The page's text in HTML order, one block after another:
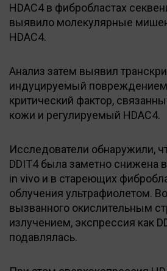
HDAC4 в фибробластах
выявило молекулярные
HDAC4.
Анализ затем выявил
индуцируемый
критический фактор,
кожи и регулируемый HDAC4.
Исследователи обнаружили,
DDIT4 была заметно снижена
in vivo и в стареющих
облучения ультрафиолетом.
вызванного окислительным
излучением, экспрессия как
подавлялась.